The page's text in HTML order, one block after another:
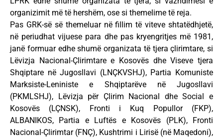
organizimit më të hershëm, ose si themelime të reja.
Pas GRK-së së themeluar në fillim të viteve shtatëdhjetë,
në periudhat vijuese para dhe pas kryengritjes më 1981,
janë formuar edhe shumë organizata të tjera çlirimtare, si
Lëvizja Nacional-Çlirimtare e Kosovës dhe Viseve tjera
Shqiptare në Jugosllavi (LNÇKVSHJ), Partia Komuniste
Marksiste-Leniniste e Shqiptarëve në Jugosllavi
(PKMLSHJ), Lëvizja për Çlirim Nacional dhe Social e
Kosovës (LÇNSK), Fronti i Kuq Popullor (FKP),
ALBANIKOS, Partia e Luftës e Kosovës (PLK), Fronti
Nacional-Çlirimtar (FNÇ), Kushtrimi i Lirisë (në Maqedoni),